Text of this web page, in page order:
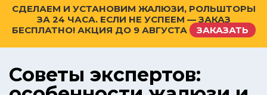
СДЕЛАЕМ И УСТАНОВИМ ЖАЛЮЗИ, РОЛЬШТОРЫ
ЗА 24 ЧАСА. ЕСЛИ НЕ УСПЕЕМ — ЗАКАЗ
БЕСПЛАТНО! АКЦИЯ ДО 9 АВГУСТА ЗАКАЗАТЬ
Советы экспертов: